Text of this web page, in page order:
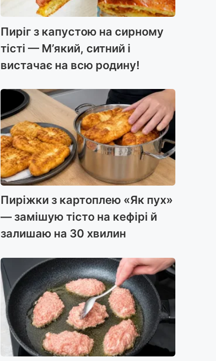
Пиріг з капустою на сирному
тісті — М’який, ситний і
вистачає на всю родину!
Пиріжки з картоплею «Як пух»
— замішую тісто на кефірі й
залишаю на 30 хвилин